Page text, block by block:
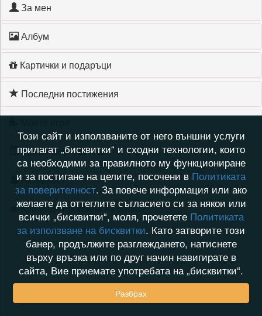
За мен
Албум
Картички и подаръци
Последни постижения
Хронология на игри
Активност
Кой видя профила на dadi02
Този сайт и използваните от него външни услуги
прилагат „бисквитки“ и сходни технологии, които
са необходими за правилното му функциониране
и за постигане на целите, посочени в Политиката
за поверителност. За повече информация или ако
желаете да оттеглите съгласието си за някои или
всички „бисквитки“, моля, прочетете Политиката
за използване на бисквитки. Като затворите този
банер, продължите разглеждането, натиснете
върху връзка или по друг начин навигирате в
сайта, Вие приемате употребата на „бисквитки“.
Разбрах